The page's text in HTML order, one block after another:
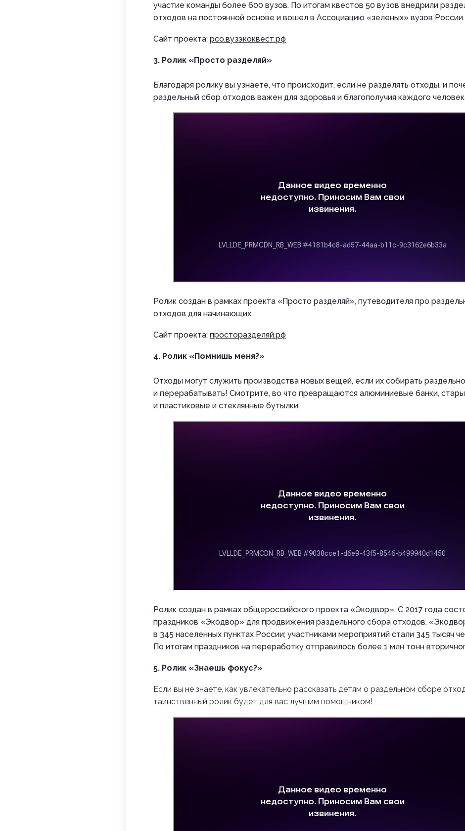
участие команды более 600 вузов. По итогам квестов 50 вузов внедрили
отходов на постоянной основе и вошел в Ассоциацию «зеленых» вузов России.
Сайт проекта: рсо.вузэкоквест.рф
3. Ролик «Просто разделяй»
Благодаря ролику вы узнаете, что происходит, если не разделять отходы, и
раздельный сбор отходов важен для здоровья и благополучия каждого
Ролик создан в рамках проекта «Просто разделяй», путеводителя про
отходов для начинающих.
Сайт проекта: просторазделяй.рф
4. Ролик «Помнишь меня?»
Отходы могут служить производства новых вещей, если их собирать раздельно
и перерабатывать! Смотрите, во что превращаются алюминиевые банки,
и пластиковые и стеклянные бутылки.
Ролик создан в рамках общероссийского проекта «Экодвор». С 2017 года
праздников «Экодвор» для продвижения раздельного сбора отходов.
в 345 населенных пунктах России; участниками мероприятий стали 345 тысяч
По итогам праздников на переработку отправилось более 1 млн тонн
5. Ролик «Знаешь фокус?»
Если вы не знаете, как увлекательно рассказать детям о раздельном сборе
таинственный ролик будет для вас лучшим помощником!